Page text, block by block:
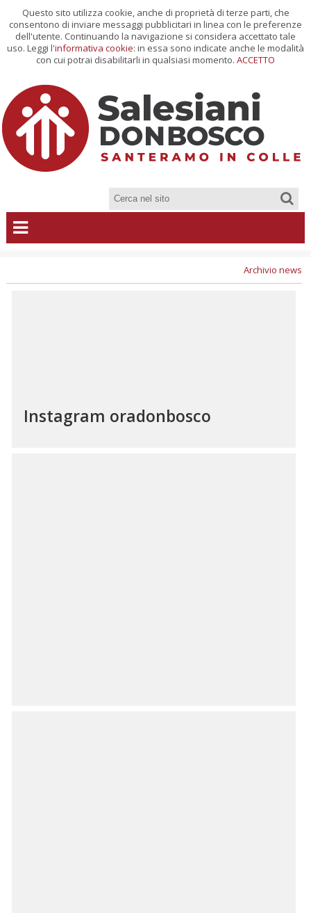
Questo sito utilizza cookie, anche di proprietà di terze parti, che
consentono di inviare messaggi pubblicitari in linea con le preferenze
dell'utente. Continuando la navigazione si considera accettato tale
uso. Leggi l'informativa cookie: in essa sono indicate anche le modalità
con cui potrai disabilitarli in qualsiasi momento. ACCETTO
Archivio news
Instagram oradonbosco